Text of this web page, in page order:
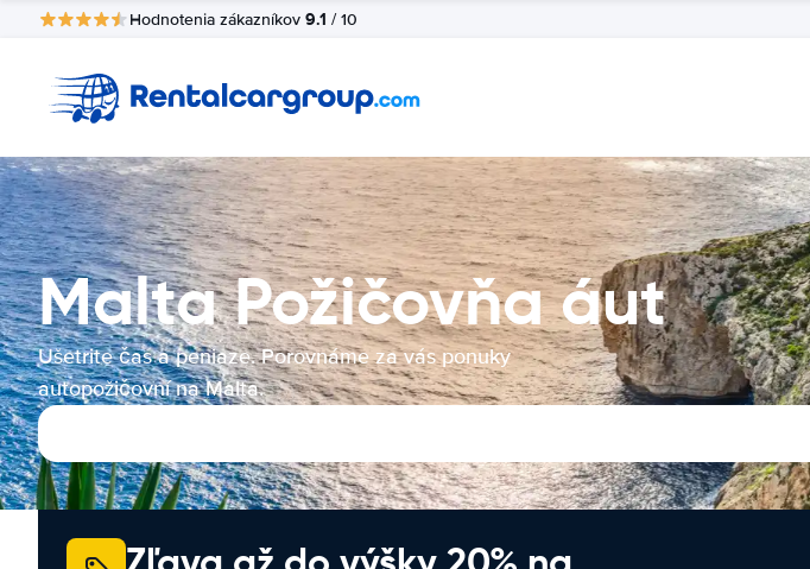
Hodnotenia zákazníkov 9.1 / 10
Malta Požičovňa áut
Ušetrite čas a peniaze. Porovnáme za vás ponuky
autopožičovní na Malta.